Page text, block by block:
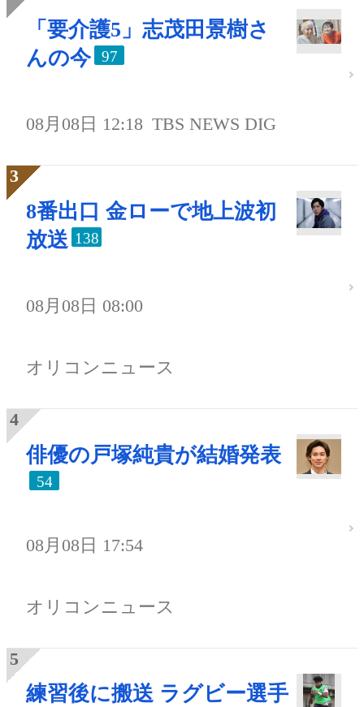
「要介護5」志茂田景樹さ
んの今
97
08月08日 12:18 TBS NEWS DIG
8番出口 金ローで地上波初
放送 138
08月08日 08:00
オリコンニュース
俳優の戸塚純貴が結婚発表
54
08月08日 17:54
オリコンニュース
練習後に搬送 ラグビー選手